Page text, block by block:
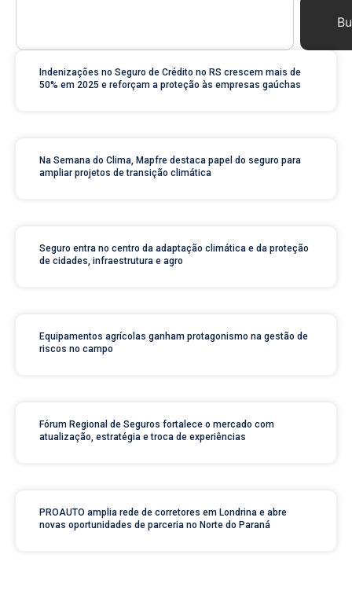
Indenizações no Seguro de Crédito no RS crescem mais de
50% em 2025 e reforçam a proteção às empresas gaúchas
Na Semana do Clima, Mapfre destaca papel do seguro para
ampliar projetos de transição climática
Seguro entra no centro da adaptação climática e da proteção
de cidades, infraestrutura e agro
Equipamentos agrícolas ganham protagonismo na gestão de
riscos no campo
Fórum Regional de Seguros fortalece o mercado com
atualização, estratégia e troca de experiências
PROAUTO amplia rede de corretores em Londrina e abre
novas oportunidades de parceria no Norte do Paraná